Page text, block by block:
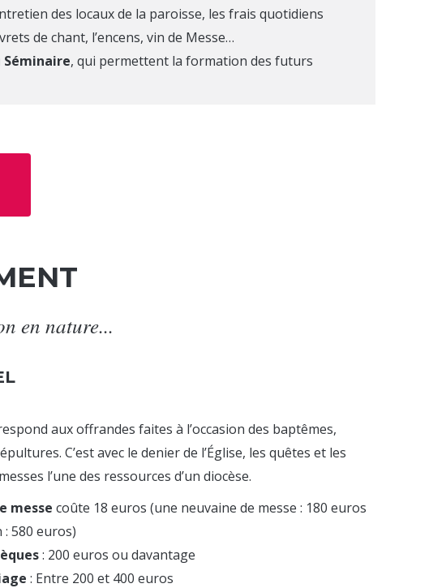
des locaux de la paroisse, les frais quotidiens
de chant, l’encens, vin de Messe…
Séminaire, qui permettent la formation des futurs
en nature...
aux offrandes faites à l’occasion des baptêmes,
C’est avec le denier de l’Église, les quêtes et les
l’une des ressources d’un diocèse.
messe coûte 18 euros (une neuvaine de messe : 180 euros
580 euros)
: 200 euros ou davantage
: Entre 200 et 400 euros